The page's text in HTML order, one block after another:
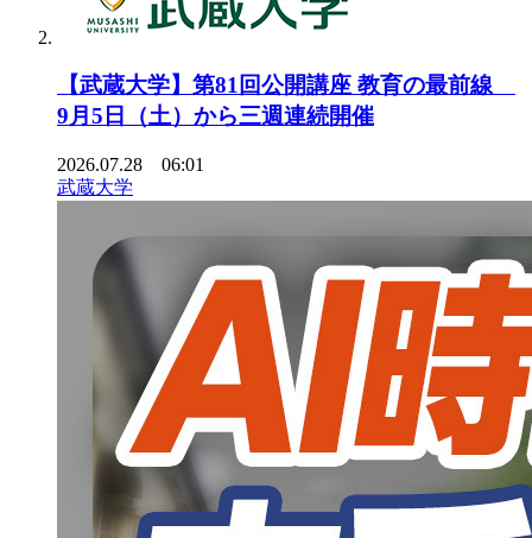
【武蔵大学】第81回公開講座 教育の最前線
9月5日（土）から三週連続開催
2026.07.28 06:01
武蔵大学